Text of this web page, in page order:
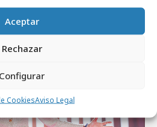
Aceptar
Rechazar
Configurar
CookiesAviso Legal